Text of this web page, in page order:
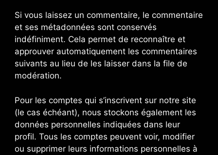
Si vous laissez un commentaire, le commentaire
et ses métadonnées sont conservés
indéfiniment. Cela permet de reconnaître et
approuver automatiquement les commentaires
suivants au lieu de les laisser dans la file de
modération.
Pour les comptes qui s’inscrivent sur notre site
(le cas échéant), nous stockons également les
données personnelles indiquées dans leur
profil. Tous les comptes peuvent voir, modifier
ou supprimer leurs informations personnelles à